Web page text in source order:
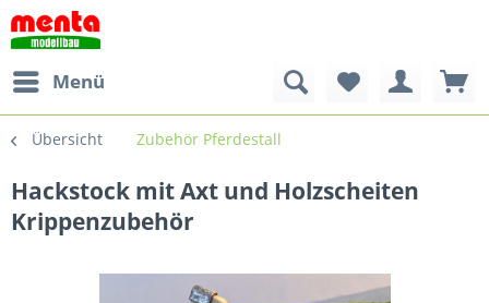
Menü
Übersicht Zubehör Pferdestall
Hackstock mit Axt und Holzscheiten
Krippenzubehör